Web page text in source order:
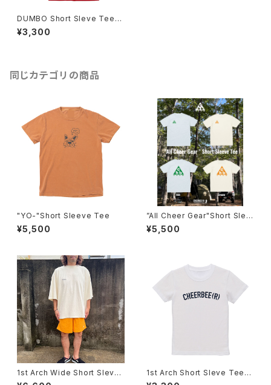
DUMBO Short Sleve Tee[K
ids]
¥3,300
同じカテゴリの商品
"YO-"Short Sleeve Tee
¥5,500
”All Cheer Gear"Short Slee
ve Tee
¥5,500
1st Arch Wide Short Sleve
Tee[Embroidery]
1st Arch Short Sleve Tee[K
ids]